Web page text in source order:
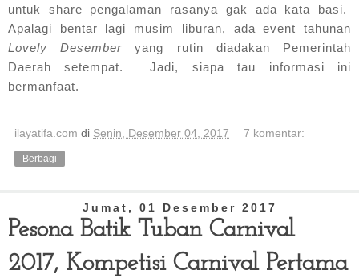
untuk share pengalaman rasanya gak ada kata basi.
Apalagi bentar lagi musim liburan, ada event tahunan
Lovely Desember yang rutin diadakan Pemerintah
Daerah setempat. Jadi, siapa tau informasi ini
bermanfaat.
ilayatifa.com di Senin, Desember 04, 2017 7 komentar:
Berbagi
Jumat, 01 Desember 2017
Pesona Batik Tuban Carnival
2017, Kompetisi Carnival Pertama